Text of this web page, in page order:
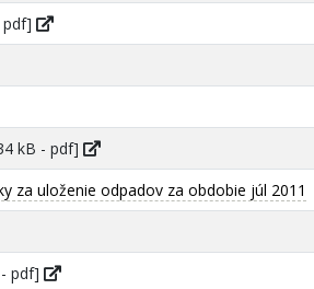
kB - pdf]
za uloženie odpadov za obdobie júl 2011
pdf]